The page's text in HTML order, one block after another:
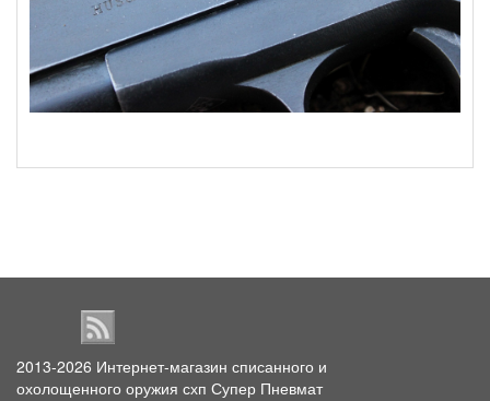
2013-2026 Интернет-магазин списанного и
охолощенного оружия схп Супер Пневмат